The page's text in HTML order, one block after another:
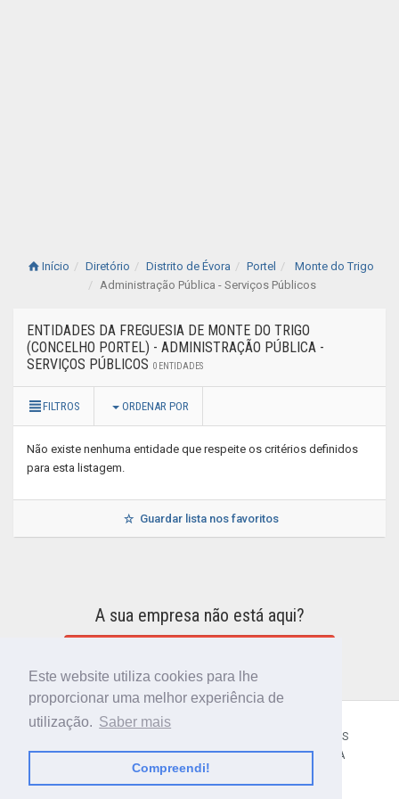
Este website utiliza cookies para lhe
proporcionar uma melhor experiência de
utilização. Saber mais
Compreendi!
Início Diretório Distrito de Évora Portel
Monte do Trigo
Administração Pública - Serviços Públicos
ENTIDADES DA FREGUESIA DE MONTE DO TRIGO
(CONCELHO PORTEL) - ADMINISTRAÇÃO PÚBLICA -
SERVIÇOS PÚBLICOS 0 ENTIDADES
FILTROS ORDENAR POR
Não existe nenhuma entidade que respeite os critérios definidos
para esta listagem.
Guardar lista nos favoritos
A sua empresa não está aqui?
TERMOS E CONDIÇÕES
POLÍTICA DE PRIVACIDADE
CONTACTOS AJUDA